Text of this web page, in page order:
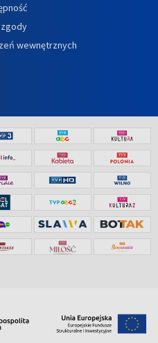
wewnętrznych